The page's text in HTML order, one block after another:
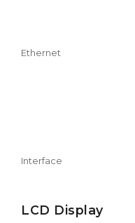
Ethernet
Interface
LCD Display